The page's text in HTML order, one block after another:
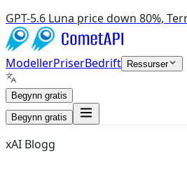
GPT-5.6 Luna price down 80%,
ModellerPriserBedrift Ressurser
Begynn gratis
Begynn gratis
xAI Blogg